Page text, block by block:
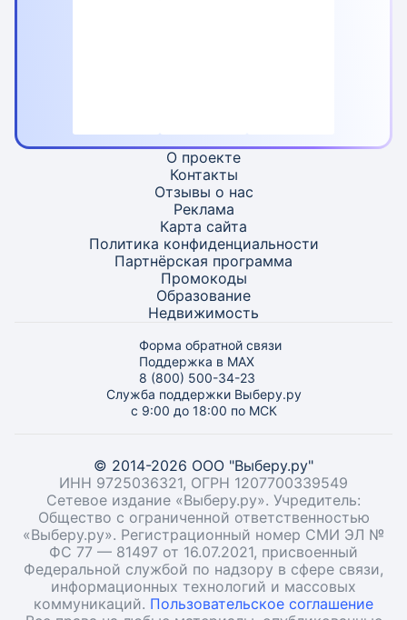
О проекте
Контакты
Отзывы о нас
Реклама
Карта сайта
Политика конфиденциальности
Партнёрская программа
Промокоды
Образование
Недвижимость
Форма обратной связи
Поддержка в MAX
8 (800) 500-34-23
Служба поддержки Выберу.ру
с 9:00 до 18:00 по МСК
© 2014-2026 ООО "Выберу.ру"
ИНН 9725036321, ОГРН 1207700339549
Сетевое издание «Выберу.ру». Учредитель:
Общество с ограниченной ответственностью
«Выберу.ру». Регистрационный номер СМИ ЭЛ №
ФС 77 — 81497 от 16.07.2021, присвоенный
Федеральной службой по надзору в сфере связи,
информационных технологий и массовых
коммуникаций. Пользовательское соглашение